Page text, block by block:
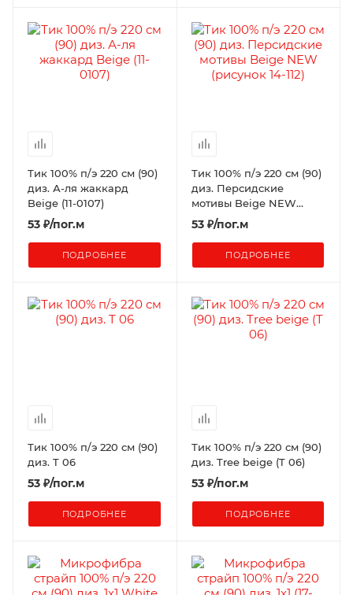
Тик 100% п/э 220 см (90)
диз. А-ля жаккард
Beige (11-0107)
53 ₽/пог.м
ПОДРОБНЕЕ
Тик 100% п/э 220 см (90)
диз. Персидские
мотивы Beige NEW
(рисунок 14-112)
53₽/пог.м
ПОДРОБНЕЕ
Тик 100% п/э 220 см (90)
диз. T 06
53 ₽/пог.м
ПОДРОБНЕЕ
Тик 100% п/э 220 см (90)
диз. Tree beige (T 06)
53₽/пог.м
ПОДРОБНЕЕ